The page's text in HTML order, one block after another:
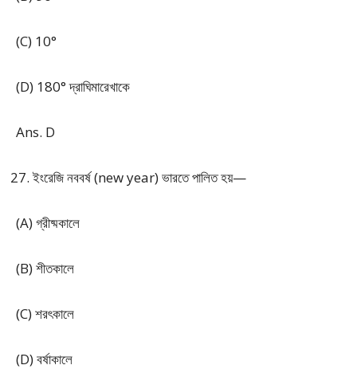
(C) 10°
(D) 180° দ্রাঘিমারেখাকে
Ans. D
ইংরেজি নববর্ষ (new year) ভারতে পালিত হয়—
(A) গ্রীষ্মকালে
(B) শীতকালে
(C) শরৎকালে
(D) বর্ষাকালে